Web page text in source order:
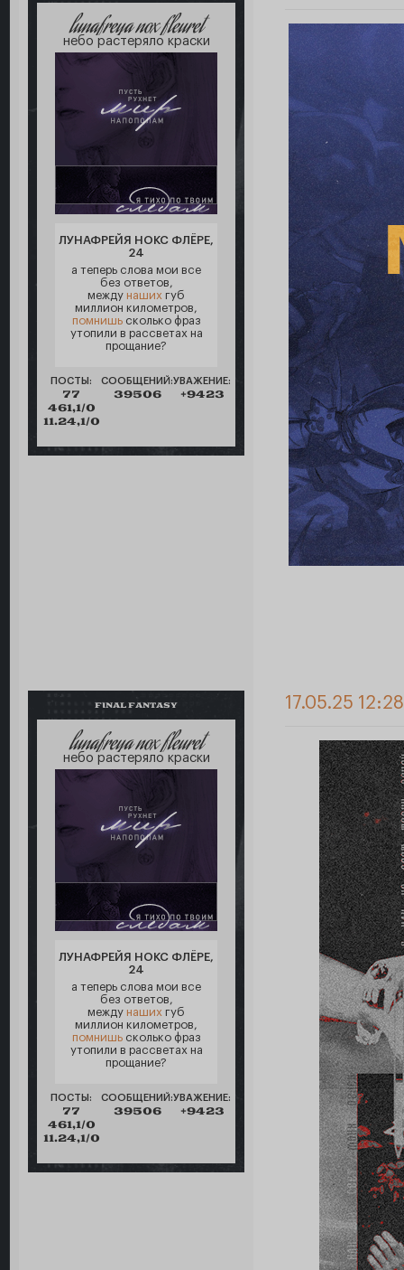
lunafreya nox fleuret
небо растеряло краски
ЛУНАФРЕЙЯ НОКС ФЛЁРЕ,
24
а теперь слова мои все
без ответов,
между наших губ
миллион километров,
помнишьсколько фраз
утопили в рассветах на
прощание?
ПОСТЫ:
77
461,1/0
11.24,1/0
СООБЩЕНИЙ:
39506
УВАЖЕНИЕ:
+9423
FINAL FANTASY
lunafreya nox fleuret
небо растеряло краски
ЛУНАФРЕЙЯ НОКС ФЛЁРЕ,
24
а теперь слова мои все
без ответов,
между наших губ
миллион километров,
помнишьсколько фраз
утопили в рассветах на
прощание?
ПОСТЫ:
77
461,1/0
11.24,1/0
СООБЩЕНИЙ:
39506
УВАЖЕНИЕ:
+9423
17.05.25